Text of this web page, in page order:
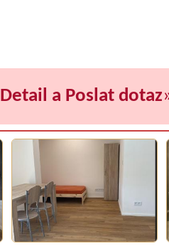
Detail a Poslat dotaz